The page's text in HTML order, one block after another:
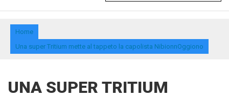
Home
Una super Tritium mette al tappeto la capolista NibionnOggiono
UNA SUPER TRITIUM